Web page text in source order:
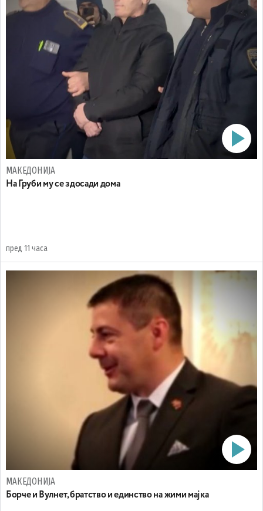
МАКЕДОНИЈА
На Груби му се здосади дома
пред 11 часа
МАКЕДОНИЈА
Борче и Вулнет, братство и единство на жими мајка